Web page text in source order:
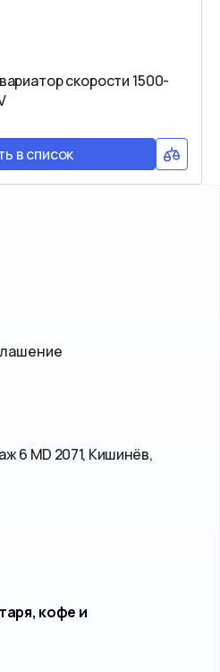
скорости 1500-
в список
6 MD 2071, Кишинёв,
кофе и